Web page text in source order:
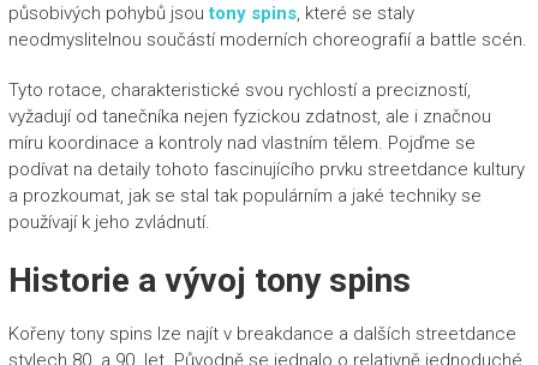
působivých pohybů jsoutony spins, které se staly
neodmyslitelnou součástí moderních choreografií a battle scén.
Tyto rotace, charakteristické svou rychlostí a precizností,
vyžadují od tanečníka nejen fyzickou zdatnost, ale i značnou
míru koordinace a kontroly nad vlastním tělem. Pojďme se
podívat na detaily tohoto fascinujícího prvku streetdance kultury
a prozkoumat, jak se stal tak populárním a jaké techniky se
používají k jeho zvládnutí.
Historie a vývoj tony spins
Kořeny tony spins lze najít v breakdance a dalších streetdance
stylech 80. a 90. let. Původně se jednalo o relativně jednoduché